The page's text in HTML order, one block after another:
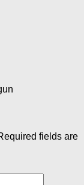
fields are